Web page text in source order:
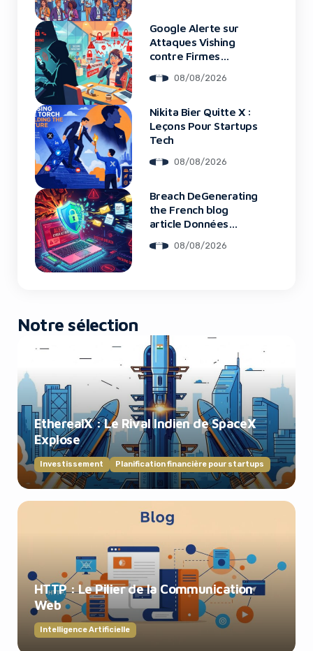
Google Alerte sur
Attaques Vishing
contre Firmes
08/08/2026
Nikita Bier Quitte X :
Leçons Pour Startups
Tech
08/08/2026
Breach DeGenerating
the French blog
article Données
Les Clients Touchés
08/08/2026
Notre sélection
EtherealX : Le Rival Indien de SpaceX
Explose
Investissement Planification financière pour startups
HTTP : Le Pilier de la Communication
Web
Intelligence Artificielle